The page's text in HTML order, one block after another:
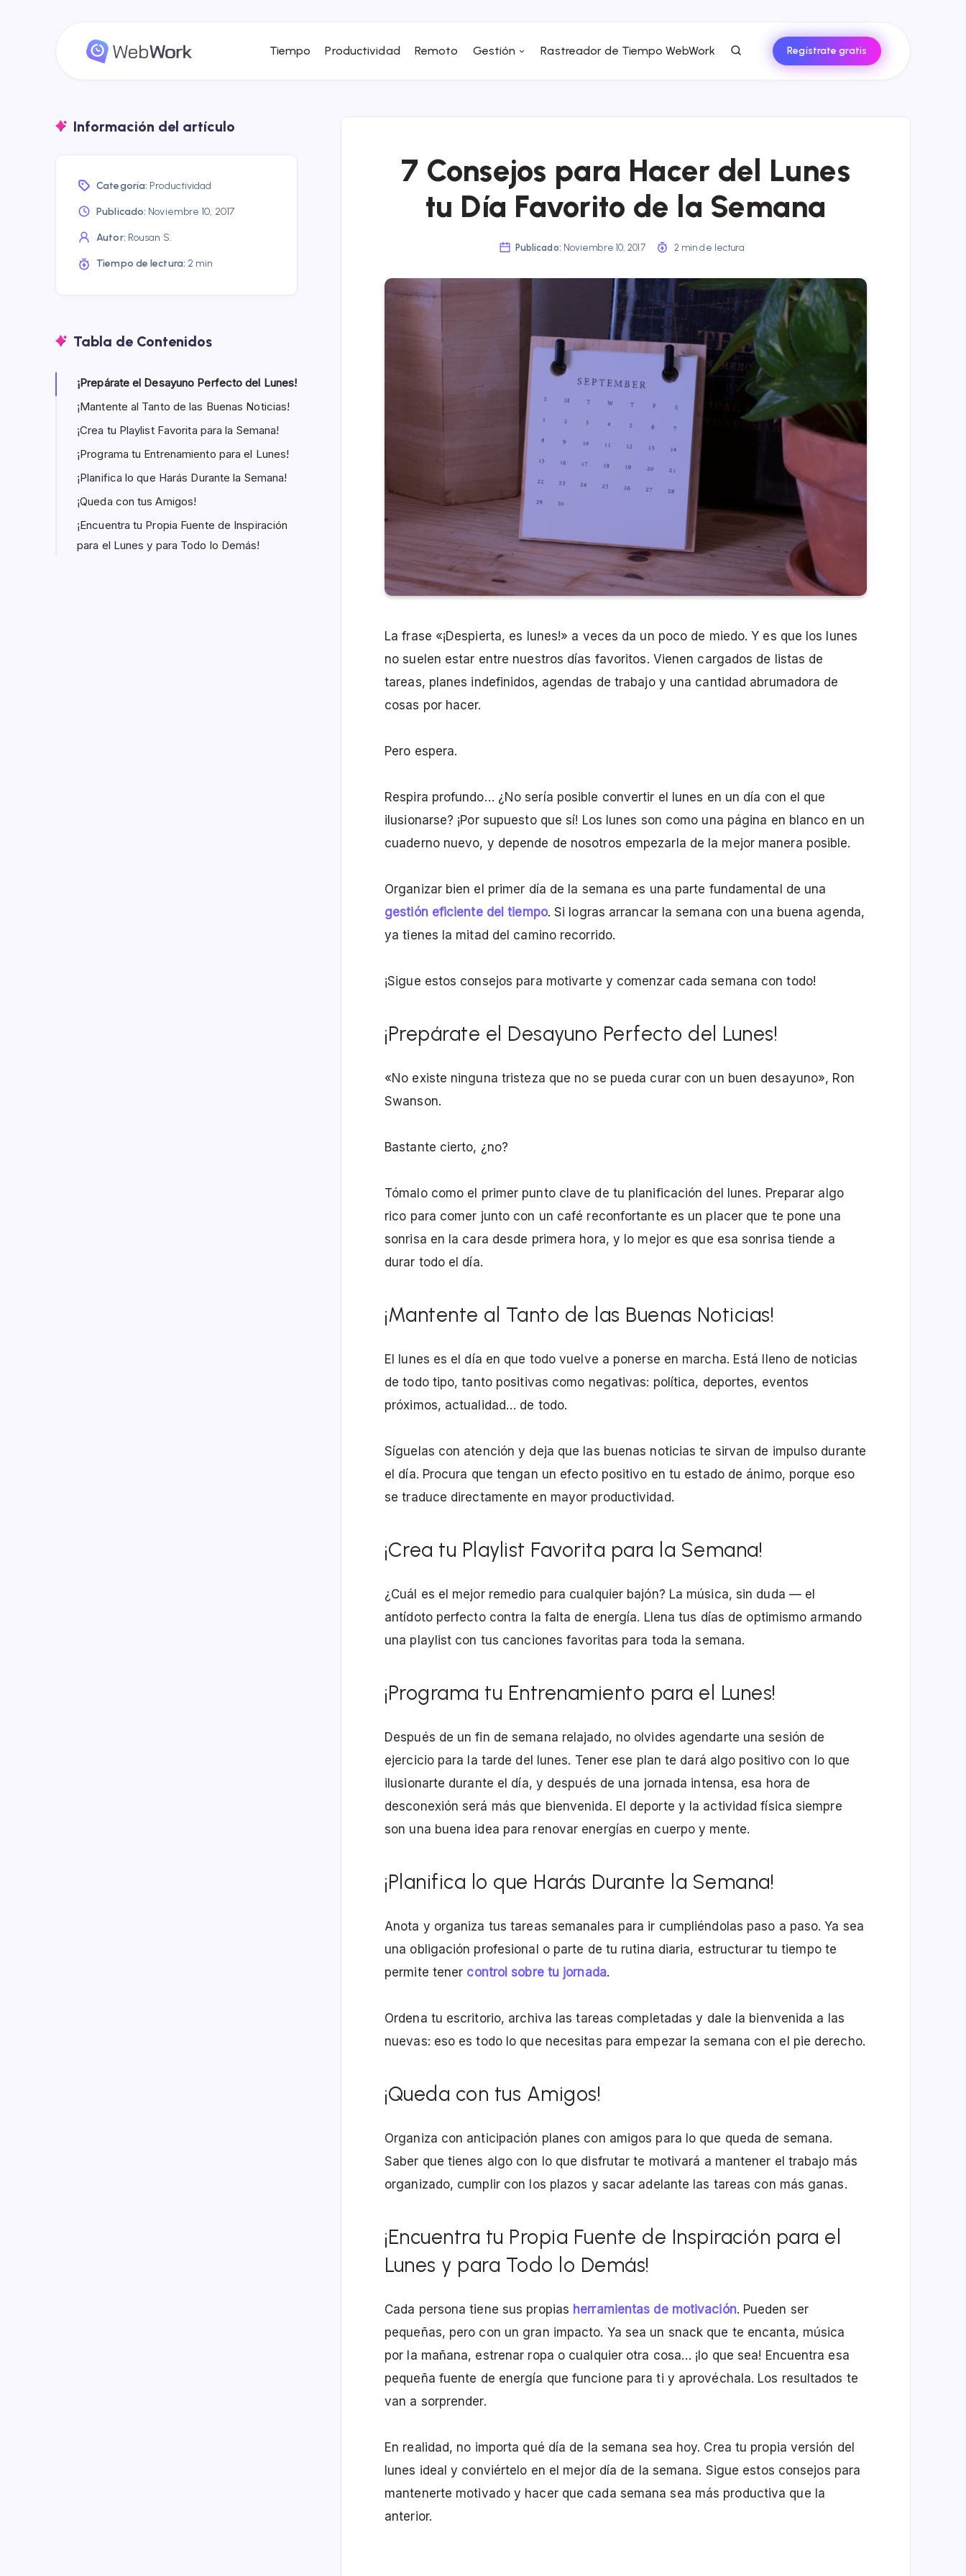
Tiempo Productividad Remoto Gestión Rastreador de Tiempo WebWork Regístrate gratis
7 Consejos para Hacer del Lunes
tu Día Favorito de la Semana
Publicado: Noviembre 10, 2017 2 min de lectura
La frase «¡Despierta, es lunes!» a veces da un poco de miedo. Y es que los lunes
no suelen estar entre nuestros días favoritos. Vienen cargados de listas de
tareas, planes indefinidos, agendas de trabajo y una cantidad abrumadora de
cosas por hacer.
Pero espera.
Respira profundo… ¿No sería posible convertir el lunes en un día con el que
ilusionarse? ¡Por supuesto que sí! Los lunes son como una página en blanco en un
cuaderno nuevo, y depende de nosotros empezarla de la mejor manera posible.
Organizar bien el primer día de la semana es una parte fundamental de una
gestión eficiente del tiempo. Si logras arrancar la semana con una buena agenda,
ya tienes la mitad del camino recorrido.
¡Sigue estos consejos para motivarte y comenzar cada semana con todo!
¡Prepárate el Desayuno Perfecto del Lunes!
«No existe ninguna tristeza que no se pueda curar con un buen desayuno», Ron
Swanson.
Bastante cierto, ¿no?
Tómalo como el primer punto clave de tu planificación del lunes. Preparar algo
rico para comer junto con un café reconfortante es un placer que te pone una
sonrisa en la cara desde primera hora, y lo mejor es que esa sonrisa tiende a
durar todo el día.
¡Mantente al Tanto de las Buenas Noticias!
El lunes es el día en que todo vuelve a ponerse en marcha. Está lleno de noticias
de todo tipo, tanto positivas como negativas: política, deportes, eventos
próximos, actualidad… de todo.
Síguelas con atención y deja que las buenas noticias te sirvan de impulso durante
el día. Procura que tengan un efecto positivo en tu estado de ánimo, porque eso
se traduce directamente en mayor productividad.
¡Crea tu Playlist Favorita para la Semana!
¿Cuál es el mejor remedio para cualquier bajón? La música, sin duda — el
antídoto perfecto contra la falta de energía. Llena tus días de optimismo armando
una playlist con tus canciones favoritas para toda la semana.
¡Programa tu Entrenamiento para el Lunes!
Después de un fin de semana relajado, no olvides agendarte una sesión de
ejercicio para la tarde del lunes. Tener ese plan te dará algo positivo con lo que
ilusionarte durante el día, y después de una jornada intensa, esa hora de
desconexión será más que bienvenida. El deporte y la actividad física siempre
son una buena idea para renovar energías en cuerpo y mente.
¡Planifica lo que Harás Durante la Semana!
Anota y organiza tus tareas semanales para ir cumpliéndolas paso a paso. Ya sea
una obligación profesional o parte de tu rutina diaria, estructurar tu tiempo te
permite tener control sobre tu jornada.
Ordena tu escritorio, archiva las tareas completadas y dale la bienvenida a las
nuevas: eso es todo lo que necesitas para empezar la semana con el pie derecho.
¡Queda con tus Amigos!
Organiza con anticipación planes con amigos para lo que queda de semana.
Saber que tienes algo con lo que disfrutar te motivará a mantener el trabajo más
organizado, cumplir con los plazos y sacar adelante las tareas con más ganas.
¡Encuentra tu Propia Fuente de Inspiración para el
Lunes y para Todo lo Demás!
Cada persona tiene sus propias herramientas de motivación. Pueden ser
pequeñas, pero con un gran impacto. Ya sea un snack que te encanta, música
por la mañana, estrenar ropa o cualquier otra cosa… ¡lo que sea! Encuentra esa
pequeña fuente de energía que funcione para ti y aprovéchala. Los resultados te
van a sorprender.
En realidad, no importa qué día de la semana sea hoy. Crea tu propia versión del
lunes ideal y conviértelo en el mejor día de la semana. Sigue estos consejos para
mantenerte motivado y hacer que cada semana sea más productiva que la
anterior.
Información del artículo
Categoría: Productividad
Publicado: Noviembre 10, 2017
Autor: Rousan S.
Tiempo de lectura: 2 min
Tabla de Contenidos
¡Prepárate el Desayuno Perfecto del Lunes!
¡Mantente al Tanto de las Buenas Noticias!
¡Crea tu Playlist Favorita para la Semana!
¡Programa tu Entrenamiento para el Lunes!
¡Planifica lo que Harás Durante la Semana!
¡Queda con tus Amigos!
¡Encuentra tu Propia Fuente de Inspiración
para el Lunes y para Todo lo Demás!